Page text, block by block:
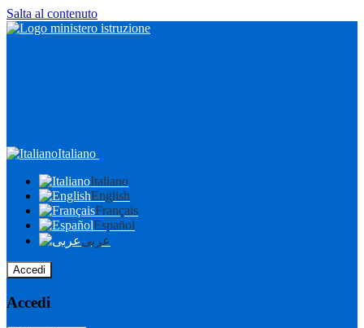
Salta al contenuto
Italiano
Italiano
English
Français
Español
عربى
Accedi
Accedi